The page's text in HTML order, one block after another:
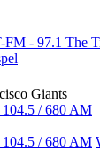
- 97.1 The
Giants
/ 680 AM
/ 680 AM